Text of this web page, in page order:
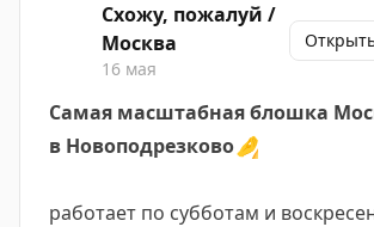
Схожу, пожалуй /
Москва
16 мая
Самая масштабная блошка
в Новоподрезково🤌
работает по субботам и